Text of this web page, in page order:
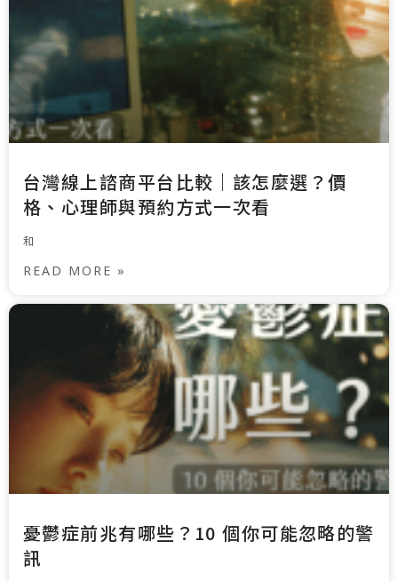
台灣線上諮商平台比較｜該怎麼選？價
格、心理師與預約方式一次看
和
READ MORE »
憂鬱症前兆有哪些？10 個你可能忽略的警
訊